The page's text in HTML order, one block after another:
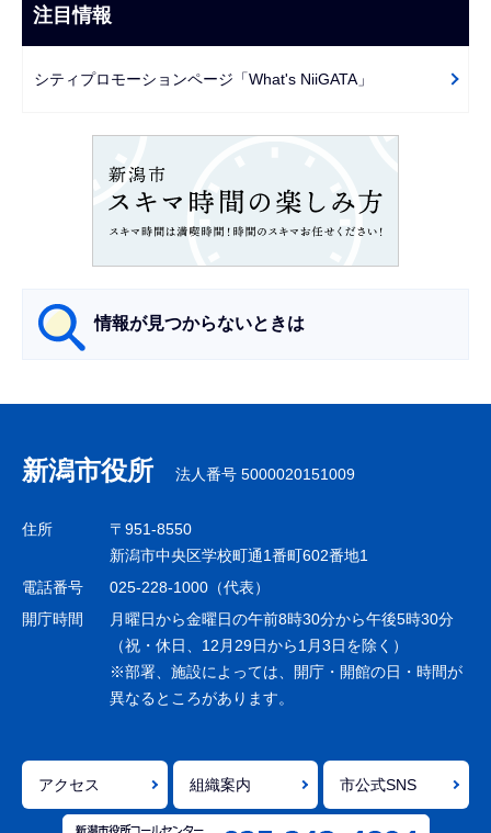
ま
で
ビ
ー
注目情報
シティプロモーションページ「What's NiiGATA」
情報が見つからないときは
ナ
ビ
ゲ
シ
ョ
で
新潟市役所 法人番号 5000020151009
住所
〒951-8550
新潟市中央区学校町通1番町602番地1
電話番号
025-228-1000（代表）
開庁時間
月曜日から金曜日の午前8時30分から午後5時30分
（祝・休日、12月29日から1月3日を除く）
※部署、施設によっては、開庁・開館の日・時間が
異なるところがあります。
アクセス 組織案内 市公式SNS